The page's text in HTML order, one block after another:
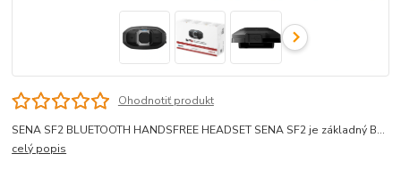
Ohodnotiť produkt
SENA SF2 BLUETOOTH HANDSFREE HEADSET SENA SF2 je základný B...
celý popis